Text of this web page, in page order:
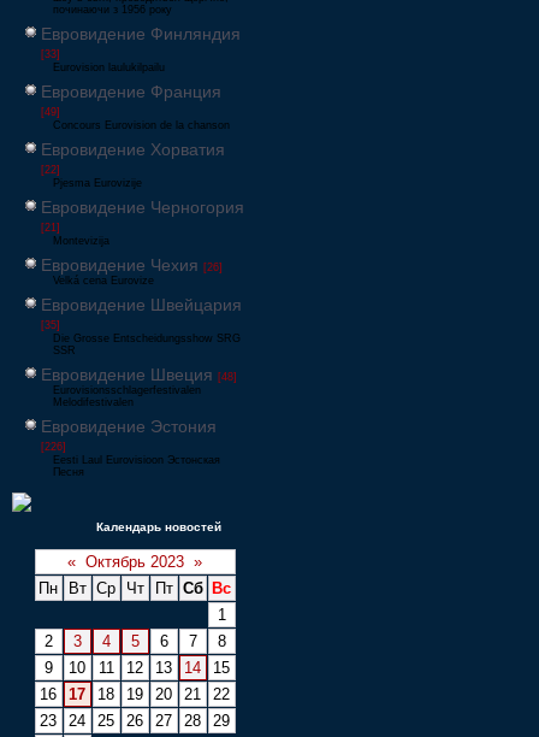
починаючи з 1956 року
Евровидение Финляндия
[33]
Eurovision laulukilpailu
Евровидение Франция
[49]
Concours Eurovision de la chanson
Евровидение Хорватия
[22]
Pjesma Eurovizije
Евровидение Черногория
[21]
Montevizija
Евровидение Чехия [26]
Velká cena Eurovize
Евровидение Швейцария
[35]
Die Grosse Entscheidungsshow SRG
SSR
Евровидение Швеция [48]
Eurovisionsschlagerfestivalen
Melodifestivalen
Евровидение Эстония
[226]
Eesti Laul Eurovisioon Эстонская
Песня
Календарь новостей
« Октябрь 2023 »
Пн
Вт Ср Чт Пт Сб
Вс
1
2
3 4 5 6 7
8
9
10 11 12 13 14
15
16
17 18 19 20 21
22
23
24 25 26 27 28
29